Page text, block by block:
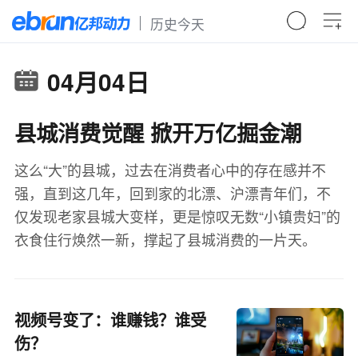
历史今天
04月04日
县城消费觉醒 掀开万亿掘金潮
这么“大”的县城，过去在消费者心中的存在感并不
强，直到这几年，回到家的北漂、沪漂青年们，不
仅发现老家县城大变样，更是惊叹无数“小镇贵妇”的
衣食住行焕然一新，撑起了县城消费的一片天。
视频号变了：谁赚钱？谁受
伤？